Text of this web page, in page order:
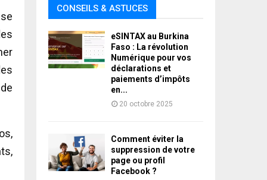
CONSEILS & ASTUCES
eSINTAX au Burkina
Faso : La révolution
Numérique pour vos
déclarations et
paiements d’impôts
en...
20 octobre 2025
Comment éviter la
suppression de votre
page ou profil
Facebook ?